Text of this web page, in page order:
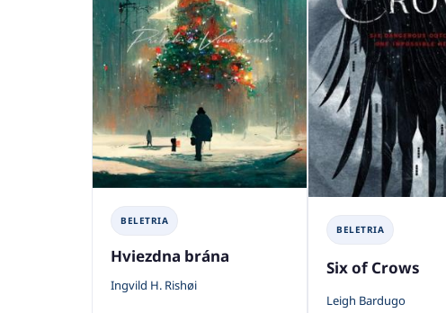
BELETRIA
Hviezdna brána
Ingvild H. Rishøi
BELETRIA
Six of Crows
Leigh Bardugo